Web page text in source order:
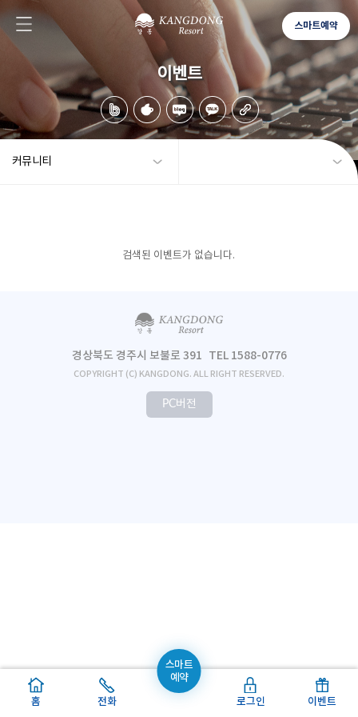
스마트예약
이벤트
커뮤니티
검색된 이벤트가 없습니다.
경상북도 경주시 보불로 391 TEL 1588-0776
COPYRIGHT (C) KANGDONG. ALL RIGHT RESERVED.
PC버전
홈 전화
스마트
예약
로그인
이벤트